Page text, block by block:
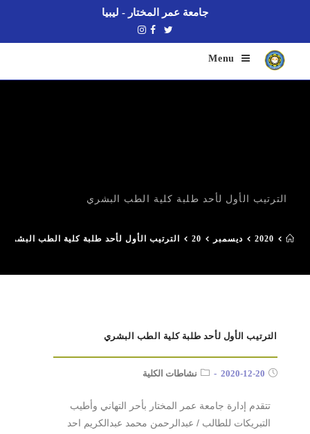
جامعة عمر المختار - ليبيا
Menu
الترتيب الأول لأحد طلبة كلية الطب البشري
2020 ديسمبر 20 الترتيب الأول لأحد طلبة كلية الطب البشري
الترتيب الأول لأحد طلبة كلية الطب البشري
2020-12-20 نشاطات الكلية
تتقدم إدارة جامعة عمر المختار بأحر التهاني وأطيب
التبريكات للطالب / عبدالرحمن محمد عبدالكريم احد